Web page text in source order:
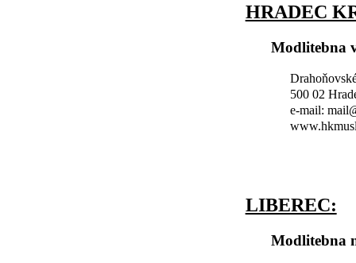
HRADEC
Modlitebna
500 02
e-mail:
LIBEREC:
Modlitebna